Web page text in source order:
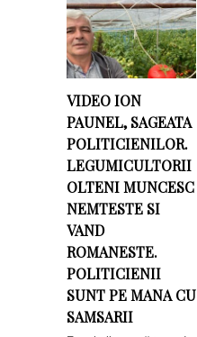
VIDEO ION
PAUNEL, SAGEATA
POLITICIENILOR.
LEGUMICULTORII
OLTENI MUNCESC
NEMTESTE SI
VAND
ROMANESTE.
POLITICIENII
SUNT PE MANA CU
SAMSARII